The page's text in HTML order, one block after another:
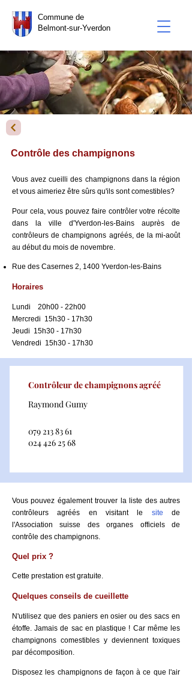
Commune de
Belmont-sur-Yverdon
Contrôle des champignons
Vous avez cueilli des champignons dans la région
et vous aimeriez être sûrs qu'ils sont comestibles?
Pour cela, vous pouvez faire contrôler votre récolte
dans la ville d'Yverdon-les-Bains auprès de
contrôleurs de champignons agréés, de la mi-août
au début du mois de novembre.
Rue des Casernes 2, 1400 Yverdon-les-Bains
Horaires
Lundi 20h00 - 22h00
Mercredi 15h30 - 17h30
Jeudi 15h30 - 17h30
Vendredi 15h30 - 17h30
Contrôleur de champignons agréé
Raymond Gumy
079 213 83 61
024 426 25 68
Vous pouvez également trouver la liste des autres
contrôleurs agréés en visitant le sitede
l'Association suisse des organes officiels de
contrôle des champignons.
Quel prix ?
Cette prestation est gratuite.
Quelques conseils de cueillette
N'utilisez que des paniers en osier ou des sacs en
étoffe. Jamais de sac en plastique ! Car même les
champignons comestibles y deviennent toxiques
par décomposition.
Disposez les champignons de façon à ce que l'air